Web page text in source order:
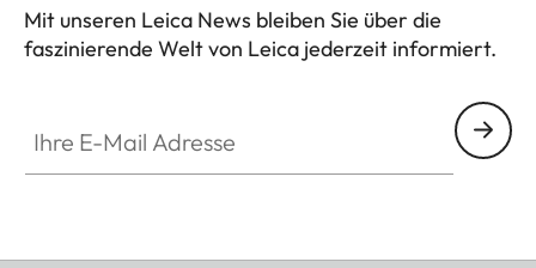
Mit unseren Leica News bleiben Sie über die
faszinierende Welt von Leica jederzeit informiert.